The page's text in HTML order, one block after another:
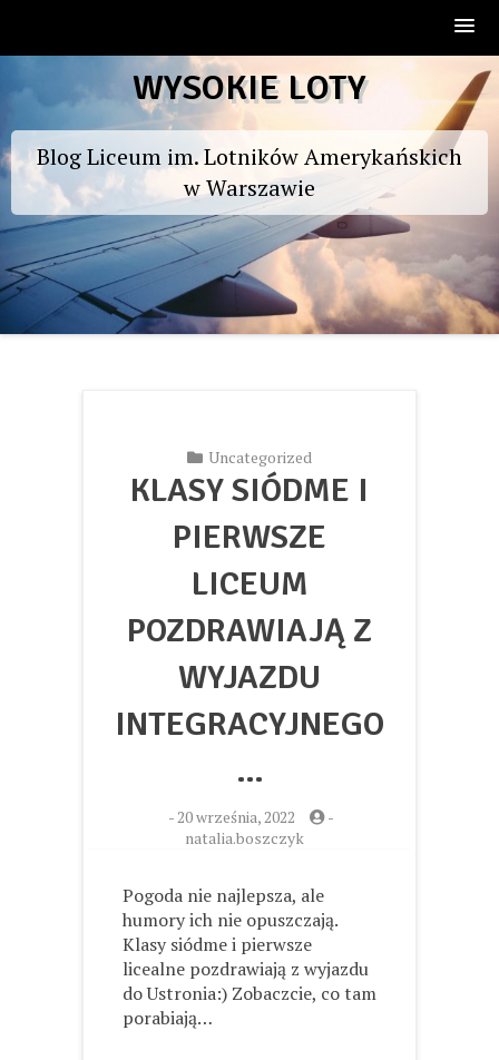
to
WYSOKIE LOTY
Blog Liceum im. Lotników Amerykańskich
w Warszawie
Uncategorized
KLASY SIÓDME I
PIERWSZE
LICEUM
POZDRAWIAJĄ Z
WYJAZDU
INTEGRACYJNEGO
…
-20 września, 2022
-
natalia.boszczyk
Pogoda nie najlepsza, ale
humory ich nie opuszczają.
Klasy siódme i pierwsze
licealne pozdrawiają z wyjazdu
do Ustronia:) Zobaczcie, co tam
porabiają…